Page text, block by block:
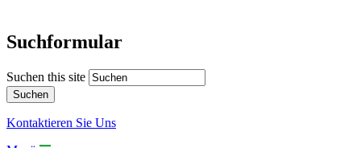
Suchformular
Suchen this site
Kontaktieren Sie Uns